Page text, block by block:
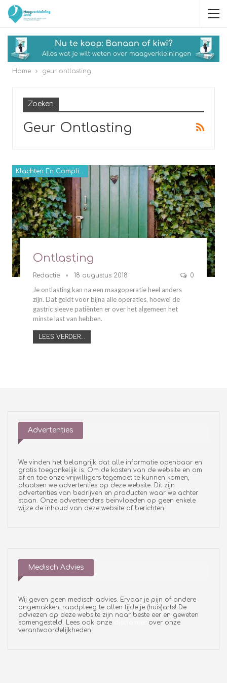
Home geur ontlasting
Zoeken
Geur Ontlasting
Klachten En Complicaties
Ontlasting
Redactie 18 augustus 2018 0
Je ontlasting kan na een maagoperatie heel anders
zijn. Dat geldt voor bijna alle operaties, hoewel de
gastric sleeve patiënten er over het algemeen het
minste last van hebben.
LEES VERDER...
Advertenties
We vinden het belangrijk dat alle informatie openbaar en
gratis toegankelijk is. Om de kosten van de website en om
af en toe onze vrijwilligers tegemoet te kunnen komen,
plaatsen we advertenties op deze website. Dit zijn
advertenties van bedrijven en producten waar we achter
staan. Onze adverteerders beïnvloeden op geen enkele
wijze de inhoud van deze website of berichten.
Medisch Advies
Wij geven geen medisch advies. Ervaar je pijn of andere
ongemakken: raadpleeg te allen tijde je (huis)arts! De
adviezen op deze website zijn naar beste eer en geweten
samengesteld. Lees ook onze
over onze
verantwoordelijkheden.